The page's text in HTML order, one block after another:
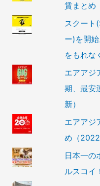
賃まとめ
スクート
ー)を開
をもれな
エアアジ
期、最安
新）
エアアジ
め（2022
日本一の
ルスコイ